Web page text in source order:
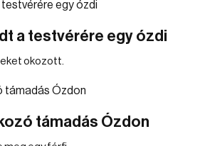
a testvérére egy ózdi
okozott.
támadás Ózdon